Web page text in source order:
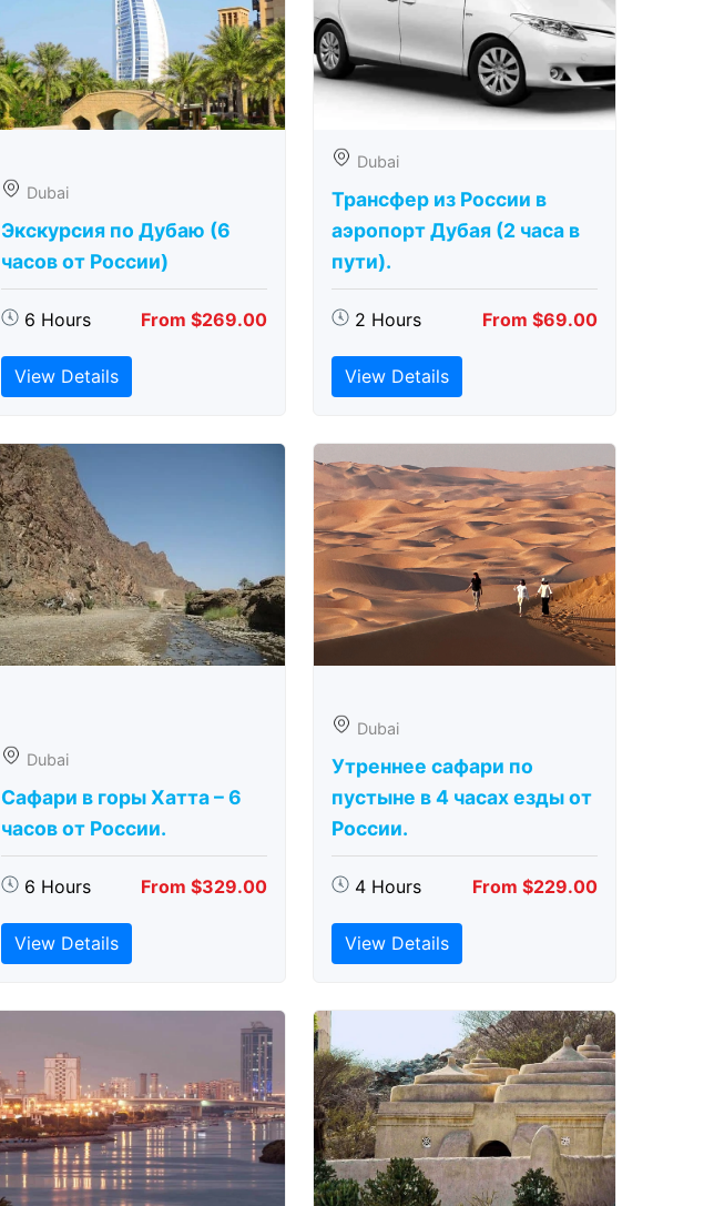
Dubai
Экскурсия по Дубаю (6
часов от России)
6 Hours From $269.00
View Details
Dubai
Трансфер из России в
аэропорт Дубая (2 часа в
пути).
2 Hours From $69.00
View Details
Dubai
Сафари в горы Хатта – 6
часов от России.
6 Hours From $329.00
View Details
Dubai
Утреннее сафари по
пустыне в 4 часах езды от
России.
4 Hours From $229.00
View Details